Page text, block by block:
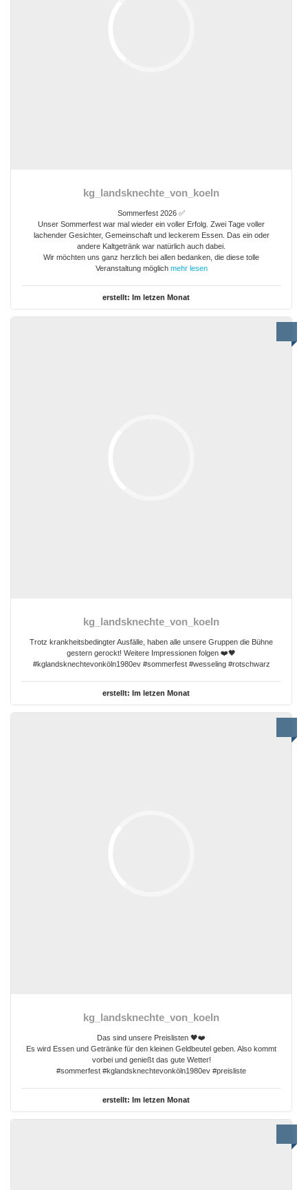
kg_landsknechte_von_koeln
Sommerfest 2026 ✅
Unser Sommerfest war mal wieder ein voller Erfolg. Zwei Tage voller
lachender Gesichter, Gemeinschaft und leckerem Essen. Das ein oder
andere Kaltgetränk war natürlich auch dabei.
Wir möchten uns ganz herzlich bei allen bedanken, die diese tolle
Veranstaltung möglich mehr lesen
erstellt: Im letzen Monat
kg_landsknechte_von_koeln
Trotz krankheitsbedingter Ausfälle, haben alle unsere Gruppen die Bühne
gestern gerockt! Weitere Impressionen folgen ❤️🖤
#kglandsknechtevonköln1980ev #sommerfest #wesseling #rotschwarz
erstellt: Im letzen Monat
kg_landsknechte_von_koeln
Das sind unsere Preislisten 🖤❤️
Es wird Essen und Getränke für den kleinen Geldbeutel geben. Also kommt
vorbei und genießt das gute Wetter!
#sommerfest #kglandsknechtevonköln1980ev #preisliste
erstellt: Im letzen Monat